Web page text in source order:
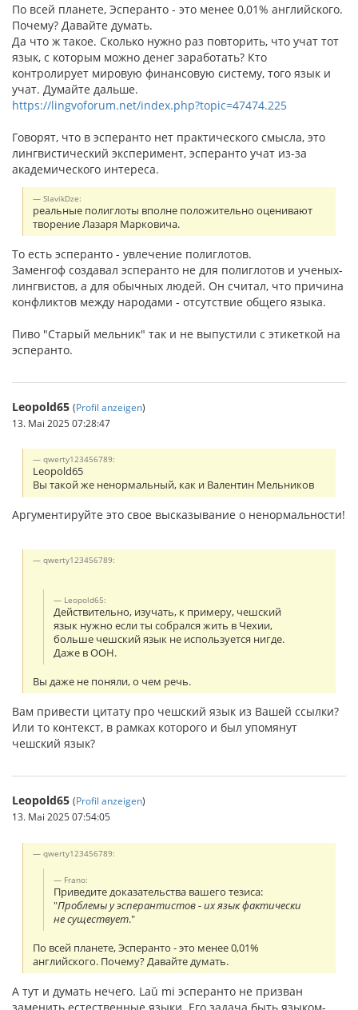
По всей планете, Эсперанто - это менее 0,01% английского.
Почему? Давайте думать.
Да что ж такое. Сколько нужно раз повторить, что учат тот
язык, с которым можно денег заработать? Кто
контролирует мировую финансовую систему, того язык и
учат. Думайте дальше.
https://lingvoforum.net/index.php?topic=47474.225
Говорят, что в эсперанто нет практического смысла, это
лингвистический эксперимент, эсперанто учат из-за
академического интереса.
SlavikDze:
реальные полиглоты вполне положительно оценивают
творение Лазаря Марковича.
То есть эсперанто - увлечение полиглотов.
Заменгоф создавал эсперанто не для полиглотов и ученых-
лингвистов, а для обычных людей. Он считал, что причина
конфликтов между народами - отсутствие общего языка.
Пиво "Старый мельник" так и не выпустили с этикеткой на
эсперанто.
Leopold65 (Profil anzeigen)
13. Mai 2025 07:28:47
qwerty123456789:
Leopold65
Вы такой же ненормальный, как и Валентин Мельников
Аргументируйте это свое высказывание о ненормальности!
qwerty123456789:
Leopold65:
Действительно, изучать, к примеру, чешский
язык нужно если ты собрался жить в Чехии,
больше чешский язык не используется нигде.
Даже в ООН.
Вы даже не поняли, о чем речь.
Вам привести цитату про чешский язык из Вашей ссылки?
Или то контекст, в рамках которого и был упомянут
чешский язык?
Leopold65 (Profil anzeigen)
13. Mai 2025 07:54:05
qwerty123456789:
Frano:
Приведите доказательства вашего тезиса:
"Проблемы у эсперантистов - их язык фактически
не существует."
По всей планете, Эсперанто - это менее 0,01%
английского. Почему? Давайте думать.
А тут и думать нечего. Laŭ mi эсперанто не призван
заменить естественные языки. Его задача быть языком-